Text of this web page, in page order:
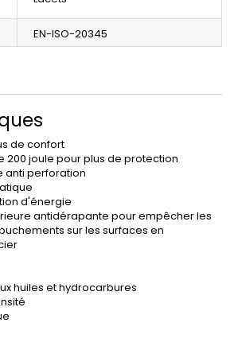
EN-ISO-20345
de confort
200 joule pour plus de protection
anti perforation
d'énergie
antidérapante pour empêcher les
sur les surfaces en
huiles et hydrocarbures